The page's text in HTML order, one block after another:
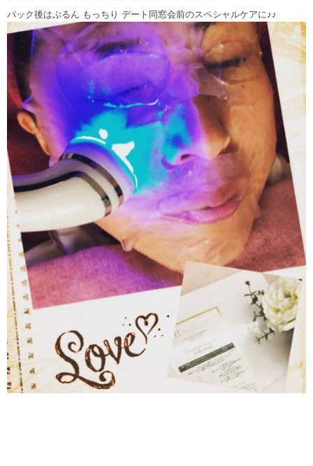
パック後はぷるん もっちり デート同窓会前のスペシャルケアに♪♪